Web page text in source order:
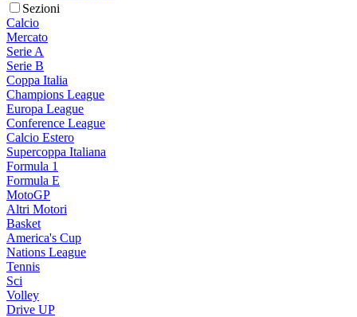
Sezioni
Calcio
Mercato
Serie A
Serie B
Coppa Italia
Champions League
Europa League
Conference League
Calcio Estero
Supercoppa Italiana
Formula 1
Formula E
MotoGP
Altri Motori
Basket
America's Cup
Nations League
Tennis
Sci
Volley
Drive UP